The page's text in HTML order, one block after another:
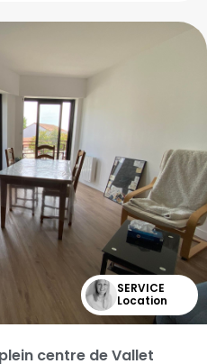
centre de Vallet
SERVICE
Location